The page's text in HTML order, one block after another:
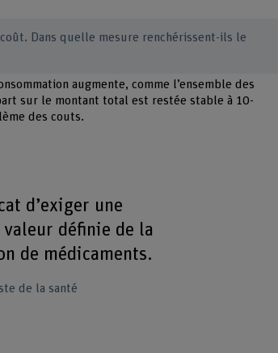
Dans quelle mesure renchérissent-ils le
augmente, comme l’ensemble des
sur le montant total est restée stable à 10-
des couts.
d’exiger une
valeur définie de la
de médicaments.
de la santé